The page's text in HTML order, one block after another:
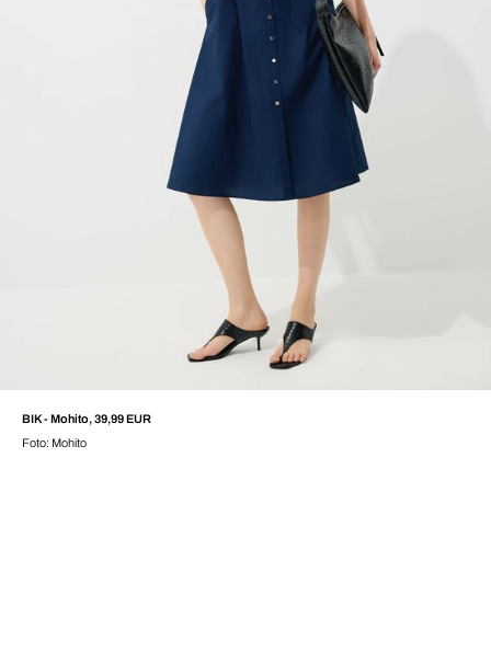
BIK - Mohito, 39,99 EUR
Foto: Mohito